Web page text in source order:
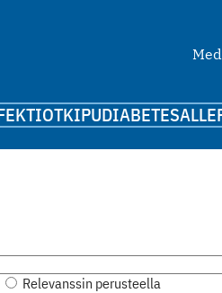
KIPUDIABETES
Relevanssin perusteella